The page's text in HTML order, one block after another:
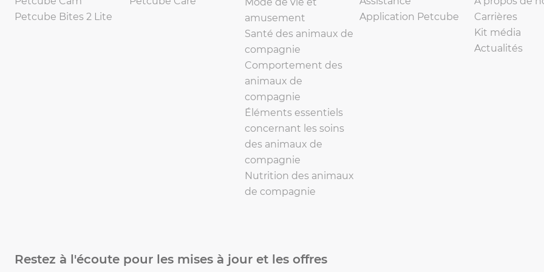
Petcube Bites 2 Lite
amusement
Santé des animaux de
compagnie
Comportement des
animaux de
compagnie
Éléments essentiels
concernant les soins
des animaux de
compagnie
Nutrition des animaux
de compagnie
Application Petcube
Carrières
Kit média
Actualités
Restez à l'écoute pour les mises à jour et les offres